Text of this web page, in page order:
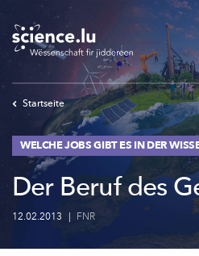
Skip
main
content
Startseite
WELCHE JOBS GIBT ES IN DER
Der Beruf des
12.02.2013 | FNR